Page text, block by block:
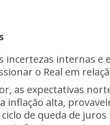
incertezas internas
o Real em
as expectativas
inflação alta,
de queda de